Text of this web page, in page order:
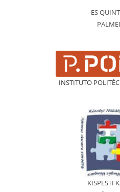
ES
INSTITUTO
KISPESTI